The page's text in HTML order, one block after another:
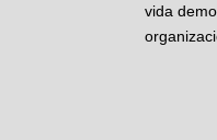
vida